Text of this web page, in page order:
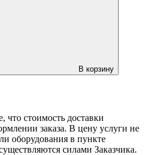
В корзину
стоимость доставки
заказа. В цену услуги не
оборудования в пункте
силами Заказчика.